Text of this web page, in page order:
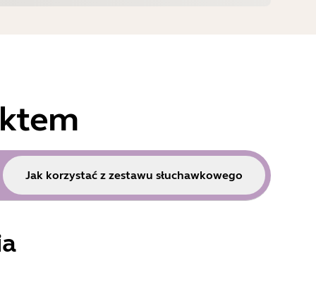
Jak korzystać z zestawu słuchawkowego